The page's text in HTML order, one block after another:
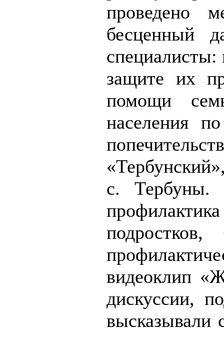
проведено
бесценный
защите их
помощи
населения
с. Тербуны.
видеоклип
дискуссии,
высказывали